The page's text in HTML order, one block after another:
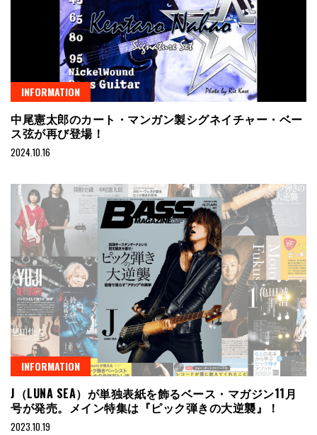
INFORMATION
中尾憲太郎のカート・マンガン製シグネイチャー・ベー
ス弦が再び登場！
2024.10.16
INFORMATION
J（LUNA SEA）が単独表紙を飾るベース・マガジン11月
号が発売。メイン特集は『ピック弾きの大逆襲』！
2023.10.19